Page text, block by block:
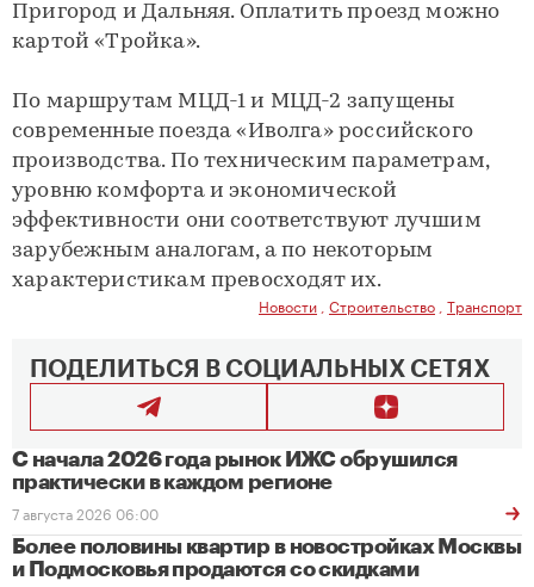
Пригород и Дальняя. Оплатить проезд можно
картой «Тройка».
По маршрутам МЦД-1 и МЦД-2 запущены
современные поезда «Иволга» российского
производства. По техническим параметрам,
уровню комфорта и экономической
эффективности они соответствуют лучшим
зарубежным аналогам, а по некоторым
характеристикам превосходят их.
Новости Строительство Транспорт
ПОДЕЛИТЬСЯ В СОЦИАЛЬНЫХ СЕТЯХ
С начала 2026 года рынок ИЖС обрушился
практически в каждом регионе
7 августа 2026 06:00
Более половины квартир в новостройках Москвы
и Подмосковья продаются со скидками